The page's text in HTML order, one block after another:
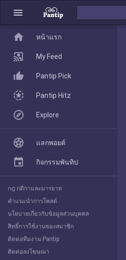
menu
home
Pantip Pick
Explore
home หน้าแรก
My Feed
Pantip Pick
Pantip Hitz
Explore
แลกพอยต์
กิจกรรมพันทิป
กฎ กติกาและมารยาท
คำแนะนำการโพสต์
นโยบายเกี่ยวกับข้อมูลส่วนบุคคล
สิทธิ์การใช้งานของสมาชิก
ติดต่อทีมงาน Pantip
ติดต่อลงโฆษณา